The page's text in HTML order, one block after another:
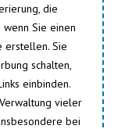
die
Sie einen
erstellen. Sie
schalten,
einbinden.
vieler
bei